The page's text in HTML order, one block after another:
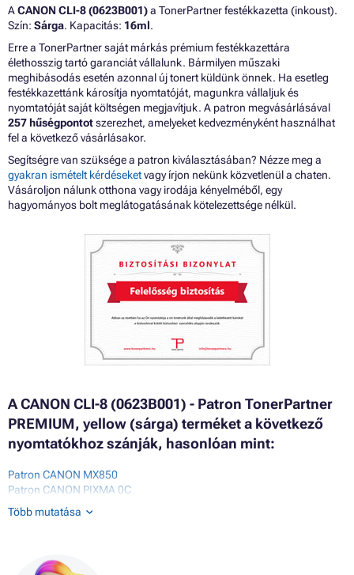
ACANON CLI-8 (0623B001)a TonerPartner festékkazetta (inkoust).
Szín: Sárga. Kapacitás: 16ml.
Erre a TonerPartner saját márkás prémium festékkazettára
élethosszig tartó garanciát vállalunk. Bármilyen műszaki
meghibásodás esetén azonnal új tonert küldünk önnek. Ha esetleg
festékkazettánk károsítja nyomtatóját, magunkra vállaljuk és
nyomtatóját saját költségen megjavítjuk. A patron megvásárlásával
257 hűségpontotszerezhet, amelyeket kedvezményként használhat
fel a következő vásárlásakor.
Segítségre van szüksége a patron kiválasztásában? Nézze meg a
gyakran ismételt kérdéseketvagy írjon nekünk közvetlenül a chaten.
Vásároljon nálunk otthona vagy irodája kényelméből, egy
hagyományos bolt meglátogatásának kötelezettsége nélkül.
A CANON CLI-8 (0623B001) - Patron TonerPartner
PREMIUM, yellow (sárga) terméket a következő
nyomtatókhoz szánják, hasonlóan mint:
Patron CANON MX850
Patron CANON PIXMA 0C
Patron CANON PIXMA IP3300
Patron CANON PIXMA IP3500
Patron CANON PIXMA IP4200X
Több mutatása